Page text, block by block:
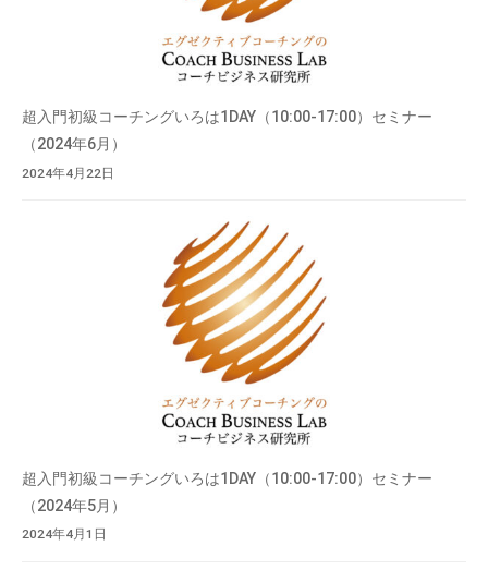
超入門初級コーチングいろは1DAY（10:00-17:00）セミナー
（2024年6月）
2024年4月22日
超入門初級コーチングいろは1DAY（10:00-17:00）セミナー
（2024年5月）
2024年4月1日